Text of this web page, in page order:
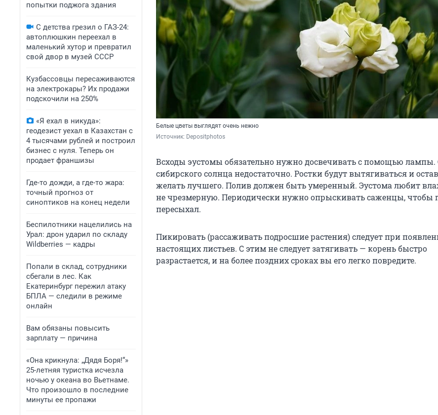
попытки поджога здания
С детства грезил о ГАЗ-24:
автоплюшкин переехал в
маленький хутор и превратил
свой двор в музей СССР
Кузбассовцы пересаживаются
на электрокары? Их продажи
подскочили на 250%
«Я ехал в никуда»:
геодезист уехал в Казахстан с
4 тысячами рублей и построил
бизнес с нуля. Теперь он
продает франшизы
Где-то дожди, а где-то жара:
точный прогноз от
синоптиков на конец недели
Беспилотники нацелились на
Урал: дрон ударил по складу
Wildberries — кадры
Попали в склад, сотрудники
сбегали в лес. Как
Екатеринбург пережил атаку
БПЛА — следили в режиме
онлайн
Вам обязаны повысить
зарплату — причина
«Она крикнула: „Дядя Боря!“»
25-летняя туристка исчезла
ночью у океана во Вьетнаме.
Что произошло в последние
минуты ее пропажи
Белые цветы выглядят очень нежно
Источник: Depositphotos
Всходы эустомы обязательно нужно досвечивать с помощью лампы.
сибирского солнца недостаточно. Ростки будут вытягиваться и
желать лучшего. Полив должен быть умеренный. Эустома любит
не чрезмерную. Периодически нужно опрыскивать саженцы, чтобы
пересыхал.
Пикировать (рассаживать подросшие растения) следует при
настоящих листьев. С этим не следует затягивать — корень быстро
разрастается, и на более поздних сроках вы его легко повредите.